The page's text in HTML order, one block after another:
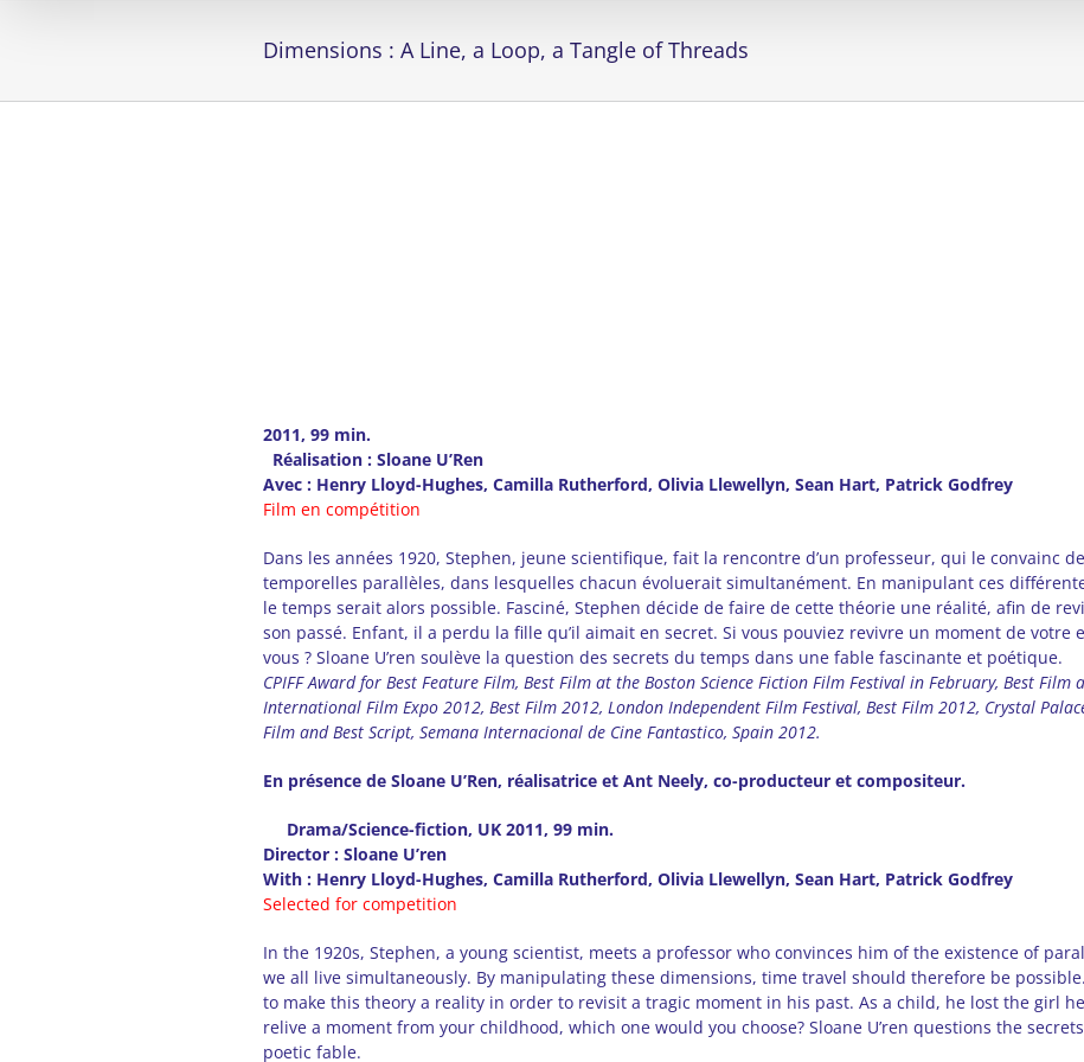
Dimensions : A Line, a Loop, a Tangle of Threads
2011, 99 min.
Réalisation : Sloane U’Ren
Avec : Henry Lloyd-Hughes, Camilla Rutherford, Olivia Llewellyn, Sean Hart, Patrick Godfrey
Film en compétition
Dans les années 1920, Stephen, jeune scientifique, fait la rencontre d’un professeur, qui le convainc
temporelles parallèles, dans lesquelles chacun évoluerait simultanément. En manipulant ces
le temps serait alors possible. Fasciné, Stephen décide de faire de cette théorie une réalité, afin de
son passé. Enfant, il a perdu la fille qu’il aimait en secret. Si vous pouviez revivre un moment de votre
vous ? Sloane U’ren soulève la question des secrets du temps dans une fable fascinante et poétique.
CPIFF Award for Best Feature Film, Best Film at the Boston Science Fiction Film Festival in February, Best Film
International Film Expo 2012, Best Film 2012, London Independent Film Festival, Best Film 2012, Crystal
Film and Best Script, Semana Internacional de Cine Fantastico, Spain 2012.
En présence de Sloane U’Ren, réalisatrice et Ant Neely, co-producteur et compositeur.
Drama/Science-fiction, UK 2011, 99 min.
Director : Sloane U’ren
With : Henry Lloyd-Hughes, Camilla Rutherford, Olivia Llewellyn, Sean Hart, Patrick Godfrey
Selected for competition
In the 1920s, Stephen, a young scientist, meets a professor who convinces him of the existence of
we all live simultaneously. By manipulating these dimensions, time travel should therefore be
to make this theory a reality in order to revisit a tragic moment in his past. As a child, he lost the girl
relive a moment from your childhood, which one would you choose? Sloane U’ren questions the
poetic fable.